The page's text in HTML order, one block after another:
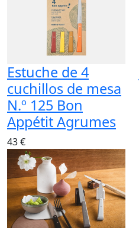
Estuche de 4
cuchillos de mesa
N.º 125 Bon
Appétit Agrumes
43 €